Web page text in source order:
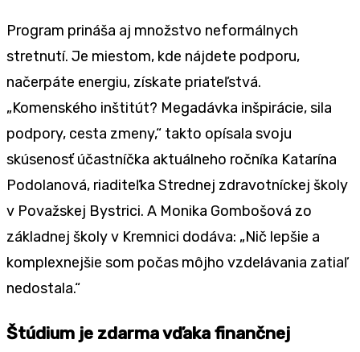
Program prináša aj množstvo neformálnych
stretnutí. Je miestom, kde nájdete podporu,
načerpáte energiu, získate priateľstvá.
„Komenského inštitút? Megadávka inšpirácie, sila
podpory, cesta zmeny,“ takto opísala svoju
skúsenosť účastníčka aktuálneho ročníka Katarína
Podolanová, riaditeľka Strednej zdravotníckej školy
v Považskej Bystrici. A Monika Gombošová zo
základnej školy v Kremnici dodáva: „Nič lepšie a
komplexnejšie som počas môjho vzdelávania zatiaľ
nedostala.“
Štúdium je zdarma vďaka finančnej